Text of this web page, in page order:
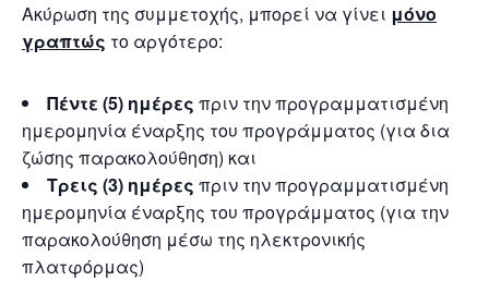
Ακύρωση της συμμετοχής, μπορεί να γίνει μόνο
γραπτώς το αργότερο:
Πέντε (5) ημέρες πριν την προγραμματισμένη
ημερομηνία έναρξης του προγράμματος (για δια
ζώσης παρακολούθηση) και
Τρεις (3) ημέρες πριν την προγραμματισμένη
ημερομηνία έναρξης του προγράμματος (για την
παρακολούθηση μέσω της ηλεκτρονικής
πλατφόρμας)